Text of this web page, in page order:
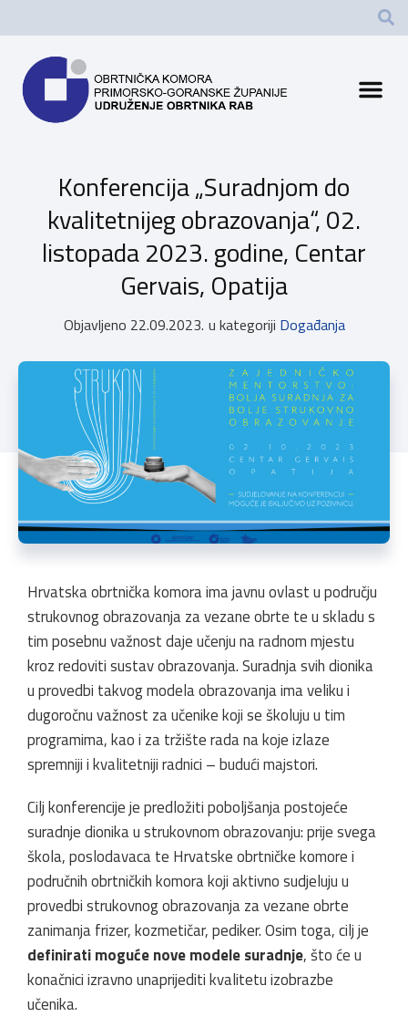
Konferencija „Suradnjom do
kvalitetnijeg obrazovanja“, 02.
listopada 2023. godine, Centar
Gervais, Opatija
Objavljeno 22.09.2023. u kategoriji Događanja
Hrvatska obrtnička komora ima javnu ovlast u području
strukovnog obrazovanja za vezane obrte te u skladu s
tim posebnu važnost daje učenju na radnom mjestu
kroz redoviti sustav obrazovanja. Suradnja svih dionika
u provedbi takvog modela obrazovanja ima veliku i
dugoročnu važnost za učenike koji se školuju u tim
programima, kao i za tržište rada na koje izlaze
spremniji i kvalitetniji radnici – budući majstori.
Cilj konferencije je predložiti poboljšanja postojeće
suradnje dionika u strukovnom obrazovanju: prije svega
škola, poslodavaca te Hrvatske obrtničke komore i
područnih obrtničkih komora koji aktivno sudjeluju u
provedbi strukovnog obrazovanja za vezane obrte
zanimanja frizer, kozmetičar, pediker. Osim toga, cilj je
definirati moguće nove modele suradnje, što će u
konačnici izravno unaprijediti kvalitetu izobrazbe
učenika.